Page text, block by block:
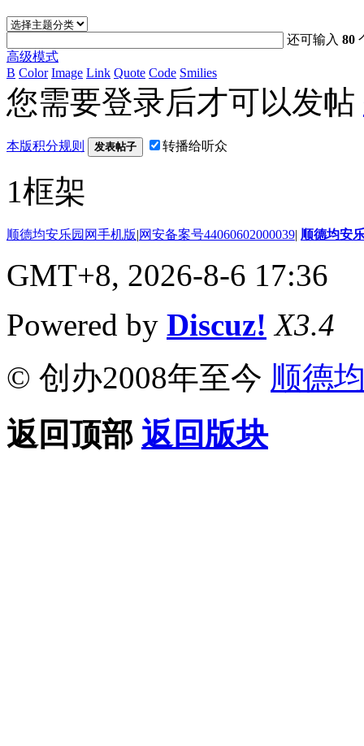
还可输入80
高级模式
B Color Image Link Quote Code Smilies
您需要登录后才可以发帖
本版积分规则 发表帖子 转播给听众
1框架
顺德均安乐园网手机版|网安备案号44060602000039| 顺德均安
GMT+8, 2026-8-6 17:36
Powered by Discuz! X3.4
© 创办2008年至今 顺德
返回顶部 返回版块